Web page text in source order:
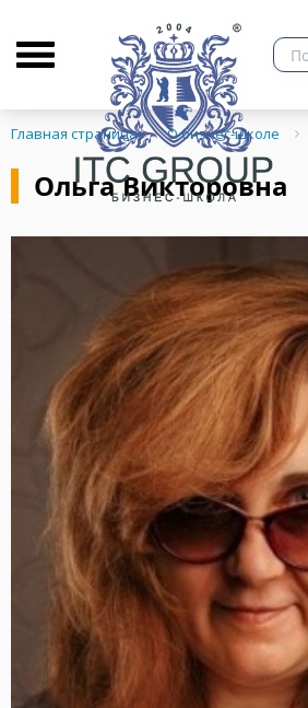
О бизнес-школе
Главная страница О бизнес-школе
Ольга Викторовна